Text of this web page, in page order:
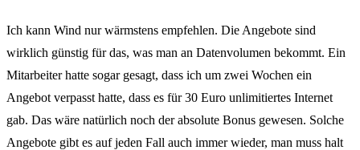
Ich kann Wind nur wärmstens empfehlen. Die Angebote sind
wirklich günstig für das, was man an Datenvolumen bekommt. Ein
Mitarbeiter hatte sogar gesagt, dass ich um zwei Wochen ein
Angebot verpasst hatte, dass es für 30 Euro unlimitiertes Internet
gab. Das wäre natürlich noch der absolute Bonus gewesen. Solche
Angebote gibt es auf jeden Fall auch immer wieder, man muss halt